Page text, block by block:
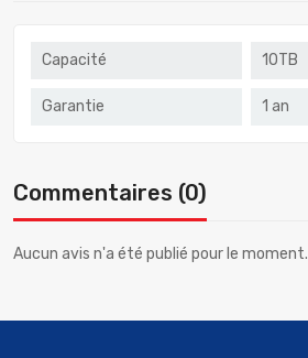
Capacité 10TB
Garantie 1 an
Commentaires (0)
Aucun avis n'a été publié pour le moment.